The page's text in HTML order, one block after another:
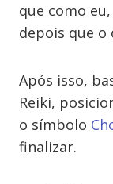
que como
depois que
Após isso,
Reiki,
o símbolo
finalizar.